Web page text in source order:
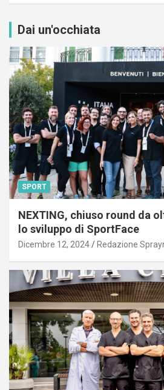
Dai un'occhiata
SPORT
NEXTING, chiuso round da
lo sviluppo di SportFace
Dicembre 12, 2024 Redazione